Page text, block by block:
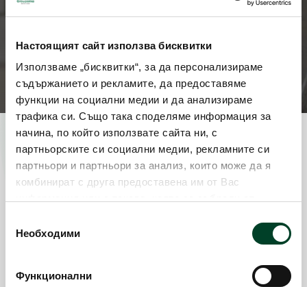
Настоящият сайт използва бисквитки
Използваме „бисквитки“, за да персонализираме
съдържанието и рекламите, да предоставяме
функции на социални медии и да анализираме
трафика си. Също така споделяме информация за
начина, по който използвате сайта ни, с
партньорските си социални медии, рекламните си
партньори и партньори за анализ, които може да я
комбинират с друга предоставена им от Вас
продължавате да използвате нашия уебсайт, Вие се
задължителни за правилното функциониране на
Необходими
Функционални
Не си сигурен какво да избереш?